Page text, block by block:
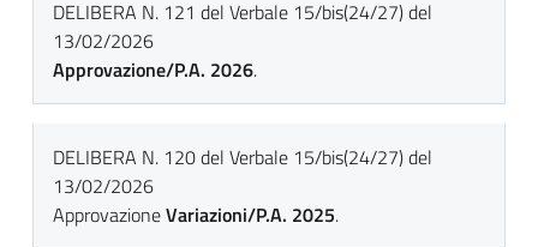
DELIBERA N. 121 del Verbale 15/bis(24/27) del
13/02/2026
Approvazione/P.A. 2026.
DELIBERA N. 120 del Verbale 15/bis(24/27) del
13/02/2026
ApprovazioneVariazioni/P.A. 2025.